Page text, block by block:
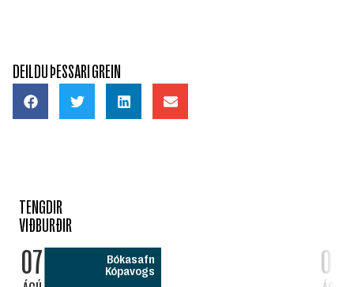
DEILDU ÞESSARI GREIN
TENGDIR
VIÐBURÐIR
07
Bókasafn
Kópavogs
07